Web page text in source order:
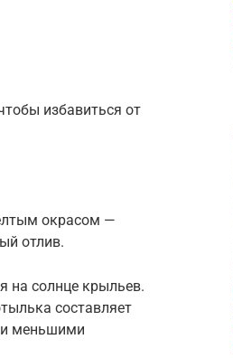
избавиться от
окрасом —
отлив.
на солнце крыльев.
составляет
меньшими